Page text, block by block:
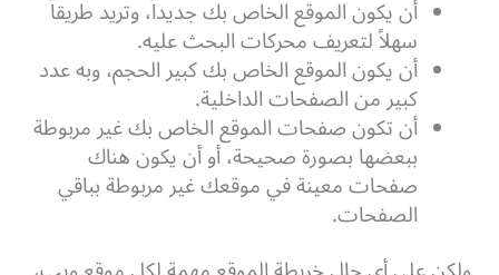
أن يكون الموقع الخاص بك جديداً، وتريد طريقاً
سهلاً لتعريف محركات البحث عليه.
أن يكون الموقع الخاص بك كبير الحجم، وبه عدد
كبير من الصفحات الداخلية.
أن تكون صفحات الموقع الخاص بك غير مربوطة
ببعضها بصورة صحيحة، أو أن يكون هناك
صفحات معينة في موقعك غير مربوطة بباقي
الصفحات.